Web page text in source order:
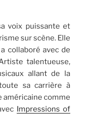
voix puissante et
sur scène. Elle
collaboré avec de
talentueuse,
allant de la
sa carrière à
américaine comme
Impressions of